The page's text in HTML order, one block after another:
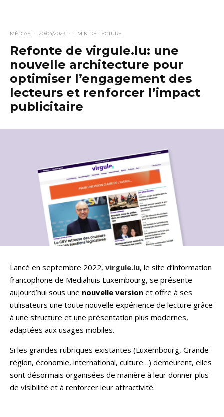
MÉDIAS · 20/04/2023 · 1 MIN DE LECTURE
Refonte de virgule.lu: une
nouvelle architecture pour
optimiser l’engagement des
lecteurs et renforcer l’impact
publicitaire
Lancé en septembre 2022, virgule.lu, le site d’information
francophone de Mediahuis Luxembourg, se présente
aujourd’hui sous une nouvelle version et offre à ses
utilisateurs une toute nouvelle expérience de lecture grâce
à une structure et une présentation plus modernes,
adaptées aux usages mobiles.
Si les grandes rubriques existantes (Luxembourg, Grande
région, économie, international, culture…) demeurent, elles
sont désormais organisées de manière à leur donner plus
de visibilité et à renforcer leur attractivité.